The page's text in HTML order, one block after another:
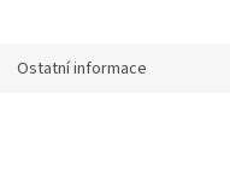
Ostatní informace